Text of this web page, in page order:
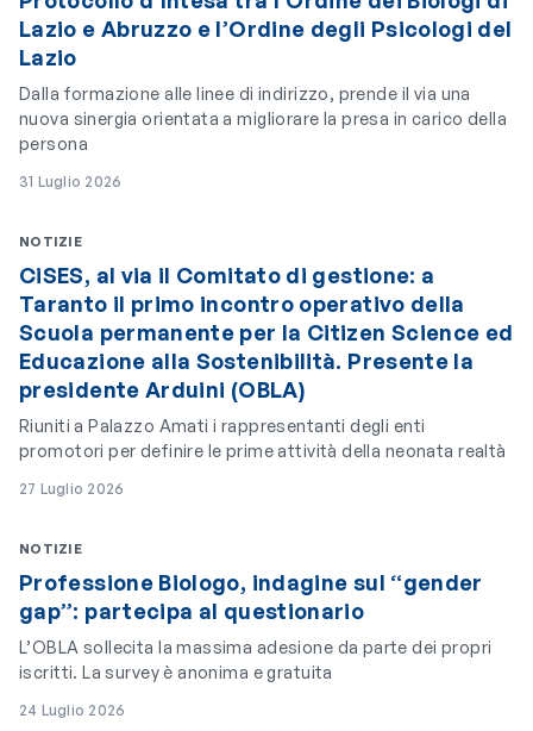
Lazio e Abruzzo e l’Ordine degli Psicologi del
Lazio
Dalla formazione alle linee di indirizzo, prende il via una
nuova sinergia orientata a migliorare la presa in carico della
persona
31 Luglio 2026
NOTIZIE
CiSES, al via il Comitato di gestione: a
Taranto il primo incontro operativo della
Scuola permanente per la Citizen Science ed
Educazione alla Sostenibilità. Presente la
presidente Arduini (OBLA)
Riuniti a Palazzo Amati i rappresentanti degli enti
promotori per definire le prime attività della neonata realtà
27 Luglio 2026
NOTIZIE
Professione Biologo, indagine sul “gender
gap”: partecipa al questionario
L’OBLA sollecita la massima adesione da parte dei propri
iscritti. La survey è anonima e gratuita
24 Luglio 2026